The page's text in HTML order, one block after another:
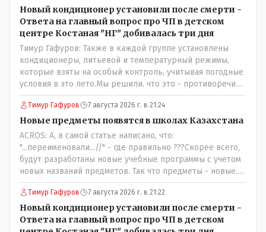
Новый кондиционер установили после смерти -
Ответа на главный вопрос про ЧП в детском
центре Костаная "НГ" добивалась три дня
Тимур Гафуров: Также в каждой группе установлены
кондиционеры, питьевой и температурный режимы,
которые взяты на особый контроль, учитывая погодные
условия в это лето.Мы решили. что это - противоречие.
Вы считаете иначе?Ну тут противоречия нет. Этот
комментарий прозвучал на следующий день после
трагедии, то есть 29 июля, когда спешно установили и
воду, и новые кондиционеры, и впервые поставили
температурный режим на контроль. То есть первая
часть - информация до трагедии, вторая часть -
информация после трагедии, когда все уже было
Тимур Гафуров 7 августа 2026 г. в 21:24
Новые предметы появятся в школах Казахстана
ACROS: А, в самой статье написано, что:
"...переименовали...//" - где правильно ???Скорее всего,
будут разработаны новые учебные программы с учетом
новых названий предметов. Так что предметы - новые.
Хоть и переименованные)
Тимур Гафуров 7 августа 2026 г. в 21:22
Новый кондиционер установили после смерти -
Ответа на главный вопрос про ЧП в детском